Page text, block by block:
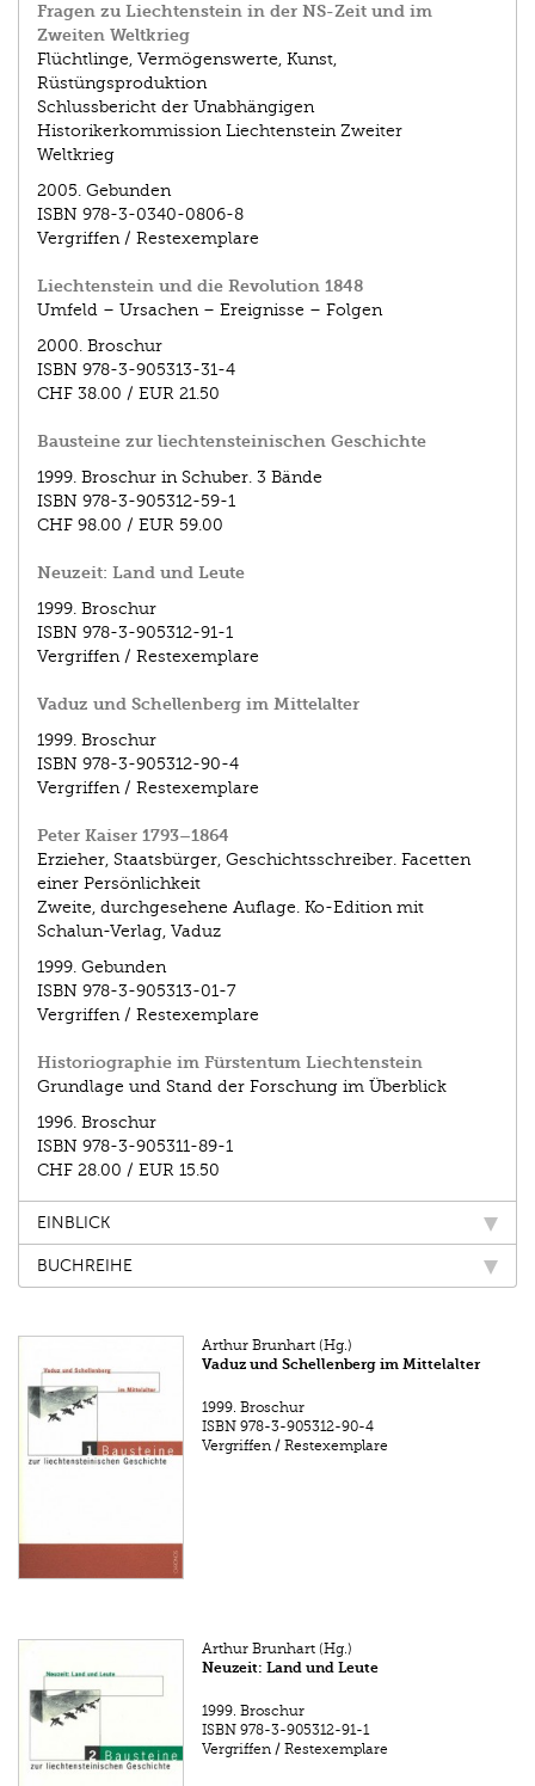
Fragen zu Liechtenstein in der NS-Zeit und im
Zweiten Weltkrieg
Flüchtlinge, Vermögenswerte, Kunst,
Rüstüngsproduktion
Schlussbericht der Unabhängigen
Historikerkommission Liechtenstein Zweiter
Weltkrieg
2005. Gebunden
ISBN 978-3-0340-0806-8
Vergriffen / Restexemplare
Liechtenstein und die Revolution 1848
Umfeld – Ursachen – Ereignisse – Folgen
2000. Broschur
ISBN 978-3-905313-31-4
CHF 38.00 / EUR 21.50
Bausteine zur liechtensteinischen Geschichte
1999. Broschur in Schuber. 3 Bände
ISBN 978-3-905312-59-1
CHF 98.00 / EUR 59.00
Neuzeit: Land und Leute
1999. Broschur
ISBN 978-3-905312-91-1
Vergriffen / Restexemplare
Vaduz und Schellenberg im Mittelalter
1999. Broschur
ISBN 978-3-905312-90-4
Vergriffen / Restexemplare
Peter Kaiser 1793–1864
Erzieher, Staatsbürger, Geschichtsschreiber. Facetten
einer Persönlichkeit
Zweite, durchgesehene Auflage. Ko-Edition mit
Schalun-Verlag, Vaduz
1999. Gebunden
ISBN 978-3-905313-01-7
Vergriffen / Restexemplare
Historiographie im Fürstentum Liechtenstein
Grundlage und Stand der Forschung im Überblick
1996. Broschur
ISBN 978-3-905311-89-1
CHF 28.00 / EUR 15.50
EINBLICK
BUCHREIHE
Arthur Brunhart (Hg.)
Vaduz und Schellenberg im Mittelalter
1999. Broschur
ISBN 978-3-905312-90-4
Vergriffen / Restexemplare
Arthur Brunhart (Hg.)
Neuzeit: Land und Leute
1999. Broschur
ISBN 978-3-905312-91-1
Vergriffen / Restexemplare